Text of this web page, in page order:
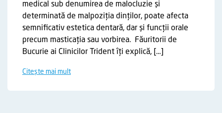
medical sub denumirea de malocluzie și
determinată de malpoziția dinților, poate afecta
semnificativ estetica dentară, dar și funcții orale
precum masticația sau vorbirea. Făuritorii de
Bucurie ai Clinicilor Trident îți explică, […]
Citește mai mult